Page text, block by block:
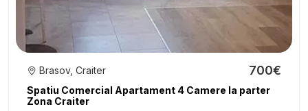
Spatiu Comercial Apartament 4 Camere la parter
Zona Craiter
Brasov, Craiter 700€